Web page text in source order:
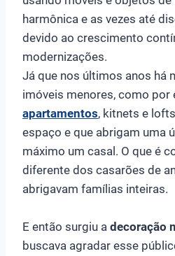
harmônica e as vezes até
devido ao crescimento
modernizações.
Já que nos últimos anos há
imóveis menores, como por
apartamentos, kitnets e
espaço e que abrigam uma
máximo um casal. O que é
diferente dos casarões de
abrigavam famílias inteiras.
E então surgiu a decoração
buscava agradar esse